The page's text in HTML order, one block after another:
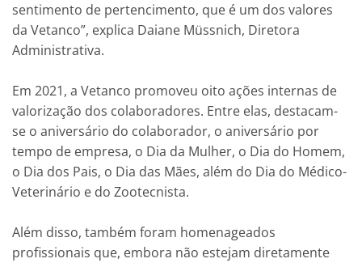
sentimento de pertencimento, que é um dos valores
da Vetanco”, explica Daiane Müssnich, Diretora
Administrativa.
Em 2021, a Vetanco promoveu oito ações internas de
valorização dos colaboradores. Entre elas, destacam-
se o aniversário do colaborador, o aniversário por
tempo de empresa, o Dia da Mulher, o Dia do Homem,
o Dia dos Pais, o Dia das Mães, além do Dia do Médico-
Veterinário e do Zootecnista.
Além disso, também foram homenageados
profissionais que, embora não estejam diretamente